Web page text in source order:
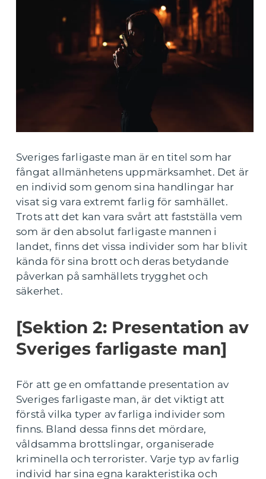
Sveriges farligaste man är en titel som har
fångat allmänhetens uppmärksamhet. Det är
en individ som genom sina handlingar har
visat sig vara extremt farlig för samhället.
Trots att det kan vara svårt att fastställa vem
som är den absolut farligaste mannen i
landet, finns det vissa individer som har blivit
kända för sina brott och deras betydande
påverkan på samhällets trygghet och
säkerhet.
[Sektion 2: Presentation av
Sveriges farligaste man]
För att ge en omfattande presentation av
Sveriges farligaste man, är det viktigt att
förstå vilka typer av farliga individer som
finns. Bland dessa finns det mördare,
våldsamma brottslingar, organiserade
kriminella och terrorister. Varje typ av farlig
individ har sina egna karakteristika och